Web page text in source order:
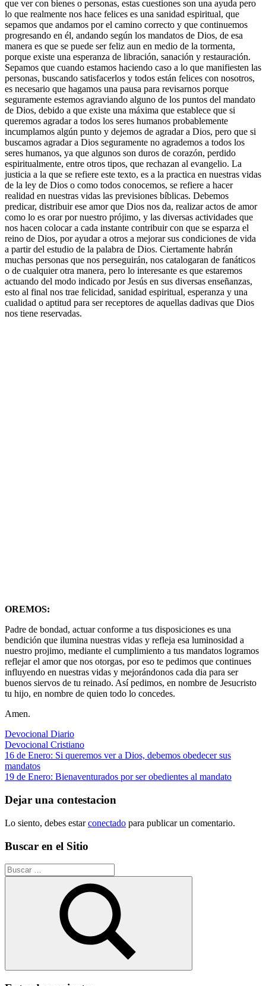
que ver con bienes o personas, estas cuestiones son una ayuda pero
lo que realmente nos hace felices es una sanidad espiritual, que
sepamos que andamos por el camino correcto y que continuemos
progresando en él, andando según los mandatos de Dios, de esa
manera es que se puede ser feliz aun en medio de la tormenta,
porque existe una esperanza de libración, sanación y restauración.
Sepamos que cuando estamos haciendo caso a lo que manifiesten las
personas, buscando satisfacerlos y todos están felices con nosotros,
es necesario que hagamos una pausa para revisarnos porque
seguramente estemos agraviando alguno de los puntos del mandato
de Dios, debido a que existe una máxima que establece que si
queremos agradar a todos los seres humanos probablemente
incumplamos algún punto y dejemos de agradar a Dios, pero que si
buscamos agradar a Dios seguramente no agrademos a todos los
seres humanos, ya que algunos son duros de corazón, perdido
espiritualmente, entre otros tipos, que rechazan al evangelio. La
justicia a la que se refiere este texto, es a la practica en nuestras vidas
de la ley de Dios o como todos conocemos, se refiere a hacer
realidad en nuestras vidas las previsiones bíblicas. Debemos
predicar, distribuir ese amor que Dios nos da, realizar actos de amor
como lo es orar por nuestro prójimo, y las diversas actividades que
nos hacen colocar a cada instante contribuir con que se esparza el
reino de Dios, por ayudar a otros a mejorar sus condiciones de vida
a partir del estudio de la palabra de Dios. Ciertamente habrán
muchas personas que nos perseguirán, nos catalogaran de fanáticos
o de cualquier otra manera, pero lo interesante es que estaremos
actuando del modo indicado por Jesús en sus diversas enseñanzas,
esto al final nos trae felicidad, sanidad espiritual, esperanza y una
cualidad o aptitud para ser receptores de aquellas dadivas que Dios
nos tiene reservadas.
OREMOS:
Padre de bondad, actuar conforme a tus disposiciones es una
bendición que ilumina nuestras vidas y refleja esa luminosidad a
nuestro projimo, mediante el cumplimiento a tus mandatos logramos
reflejar el amor que nos otorgas, por eso te pedimos que continues
influyendo en nuestras vidas y mejorándonos cada dia para ser
buenos siervos de tu reinado. Así pedimos, en nombre de Jesucristo
tu hijo, en nombre de quien todo lo concedes.
Amen.
Devocional Diario
Devocional Cristiano
Navegación
de
Entrada
anterior:
16 de Enero: Si queremos ver a Dios, debemos obedecer sus
mandatos
Siguiente
19 de Enero: Bienaventurados por ser obedientes al mandato
Dejar una contestacion
Lo siento, debes estarconectado para publicar un comentario.
Buscar en el Sitio
Buscar:
Buscar